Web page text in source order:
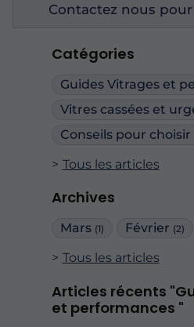
Catégories
Guides Vitrages et
Tous les articles
Archives
Mars (1) Février (2)
Tous les articles
Articles récents
et performances "
Contactez nous